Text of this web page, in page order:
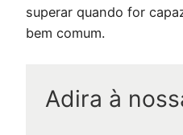
superar quando for
bem comum.
Adira à